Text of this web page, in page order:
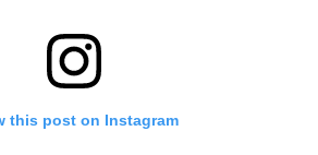
this post on Instagram